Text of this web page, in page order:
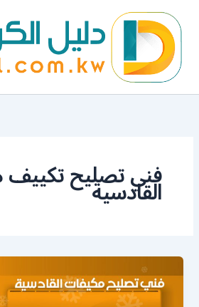
المحتوى
فني تصليح تكييف
القادسية